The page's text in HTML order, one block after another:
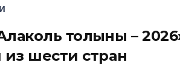
толқыны –
из шести стран